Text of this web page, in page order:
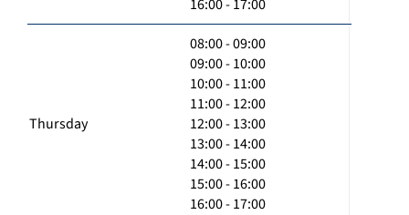
16:00 - 17:00
Thursday
08:00 - 09:00
09:00 - 10:00
10:00 - 11:00
11:00 - 12:00
12:00 - 13:00
13:00 - 14:00
14:00 - 15:00
15:00 - 16:00
16:00 - 17:00